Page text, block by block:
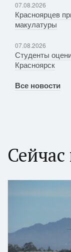
07.08.2026
Красноярцев
макулатуры
07.08.2026
Студенты
Красноярск
Все новости
Сейчас